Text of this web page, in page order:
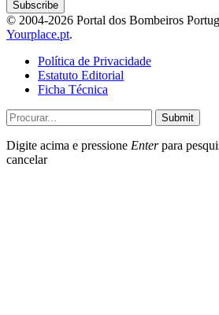
© 2004-2026 Portal dos Bombeiros
Yourplace.pt.
Política de Privacidade
Estatuto Editorial
Ficha Técnica
Submit
Digite acima e pressione Enterpara
cancelar